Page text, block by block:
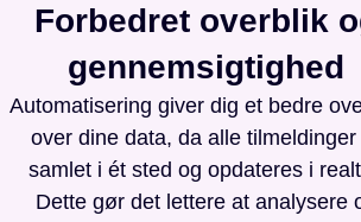
Forbedret overblik
gennemsigtighed
Automatisering giver dig et bedre
over dine data, da alle tilmeldinger
samlet i ét sted og opdateres i
Dette gør det lettere at analysere